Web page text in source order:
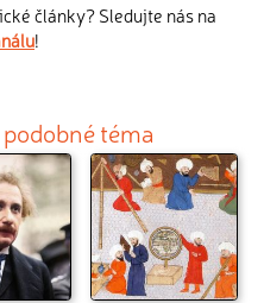
články? Sledujte nás na
!
téma